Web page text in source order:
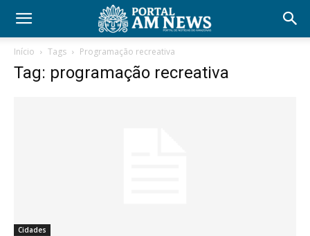
Início Tags Programação recreativa
Tag: programação recreativa
Cidades